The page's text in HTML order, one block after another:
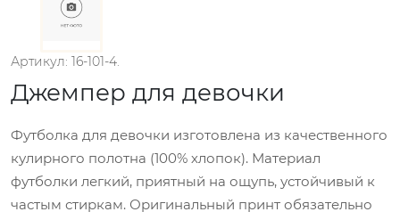
Артикул: 16-101-4.
Джемпер для девочки
Футболка для девочки изготовлена из качественного
кулирного полотна (100% хлопок). Материал
футболки легкий, приятный на ощупь, устойчивый к
частым стиркам. Оригинальный принт обязательно